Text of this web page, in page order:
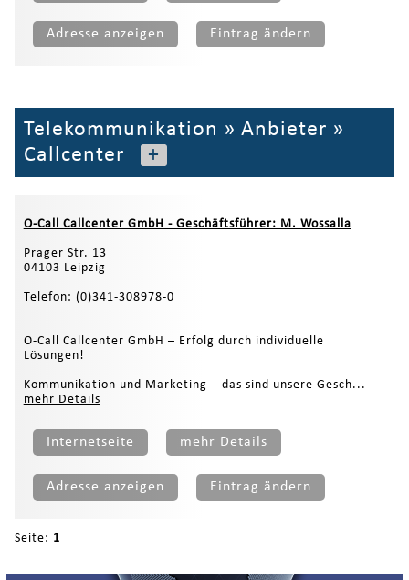
Adresse anzeigen Eintrag ändern
Telekommunikation » Anbieter »
Callcenter
+
O-Call Callcenter GmbH - Geschäftsführer: M. Wossalla
Prager Str. 13
04103 Leipzig
Telefon: (0)341-308978-0
O-Call Callcenter GmbH – Erfolg durch individuelle
Lösungen!
Kommunikation und Marketing – das sind unsere Gesch...
mehr Details
Internetseite mehr Details
Adresse anzeigen Eintrag ändern
Seite: 1